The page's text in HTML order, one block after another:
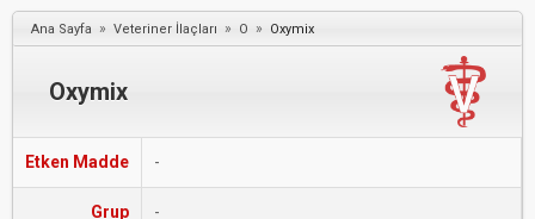
Ana Sayfa » Veteriner İlaçları » O » Oxymix
Oxymix
Etken Madde -
Grup -